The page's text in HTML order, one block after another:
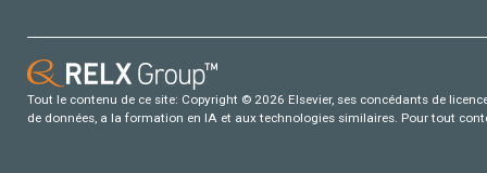
Tout le contenu de ce site: Copyright © 2026 Elsevier, ses concédants de
de données, a la formation en IA et aux technologies similaires. Pour tout